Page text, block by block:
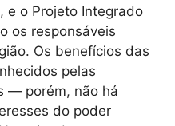
e o Projeto Integrado
os responsáveis
Os benefícios das
pelas
— porém, não há
do poder